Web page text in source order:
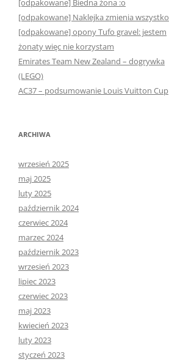
[odpakowane] Biedna żona :o
[odpakowane] Naklejka zmienia wszystko
[odpakowane] opony Tufo gravel: jestem
żonaty więc nie korzystam
Emirates Team New Zealand – dogrywka
(LEGO)
AC37 – podsumowanie Louis Vuitton Cup
ARCHIWA
wrzesień 2025
maj 2025
luty 2025
październik 2024
czerwiec 2024
marzec 2024
październik 2023
wrzesień 2023
lipiec 2023
czerwiec 2023
maj 2023
kwiecień 2023
luty 2023
styczeń 2023